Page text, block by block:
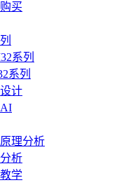
买
系列
系列
计
理分析
析
学